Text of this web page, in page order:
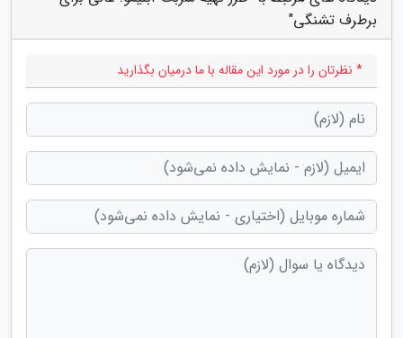
برطرف تشنگی"
* نظرتان را در مورد این مقاله با ما درمیان بگذارید